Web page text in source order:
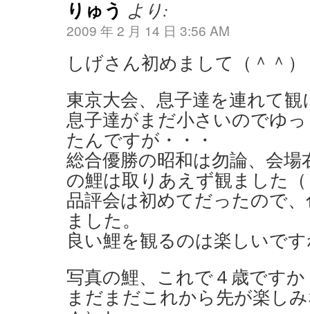
りゅう より:
2009 年 2 月 14 日 3:56 AM
しげさん初めまして（＾＾）
東京大会、息子達を連れて
息子達がまだ小さいのでゆ
たんですが・・・
総合優勝の昭和は勿論、会
の鯉は取りあえず観ました
品評会は初めてだったので
ました。
良い鯉を観るのは楽しいで
写真の鯉、これで４歳ですか
まだまだこれから先が楽し